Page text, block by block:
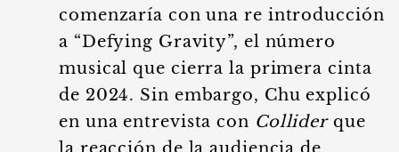
comenzaría con una re introducción
a “Defying Gravity”, el número
musical que cierra la primera cinta
de 2024. Sin embargo, Chu explicó
en una entrevista con Colliderque